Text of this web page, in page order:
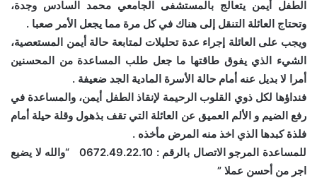
الطفل أيمن يتعالج بالمستشفى الجامعي محمد السادس وجدة،
وتحتاج العائلة التنقل إلى هناك في كل مرة مما يجعل الأمر صعبا .
ويجب على العائلة إجراء عدة تحليلات لمتابعة حالة أيمن المستعصية،
الشيء الذي يفوق طاقتها ما جعل طلب المساعدة من المحسنين
أمرا لا بديل عنه أمام حالة الأسرة المادية الجد ضعيفة .
فنداؤها لكل ذوي القلوب الرحيمة لإنقاذ الطفل أيمن، والمساعدة في
رفع الضيم و الألم العميق عن العائلة التي تقف بذهول وقلة حيلة أمام
فلذة كبدها الذي اخذ منه المرض مأخذه .
للمساعدة المرجو الاتصال بالرقم : 0672.49.22.10
“والله لا يضيع
اجر من أحسن عملا ”